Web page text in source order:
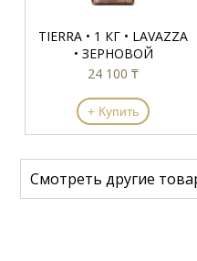
TIERRA • 1 КГ • LAVAZZA
• ЗЕРНОВОЙ
24 100 ₸
+ Купить
Смотреть другие